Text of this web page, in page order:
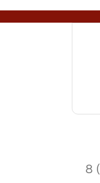
8